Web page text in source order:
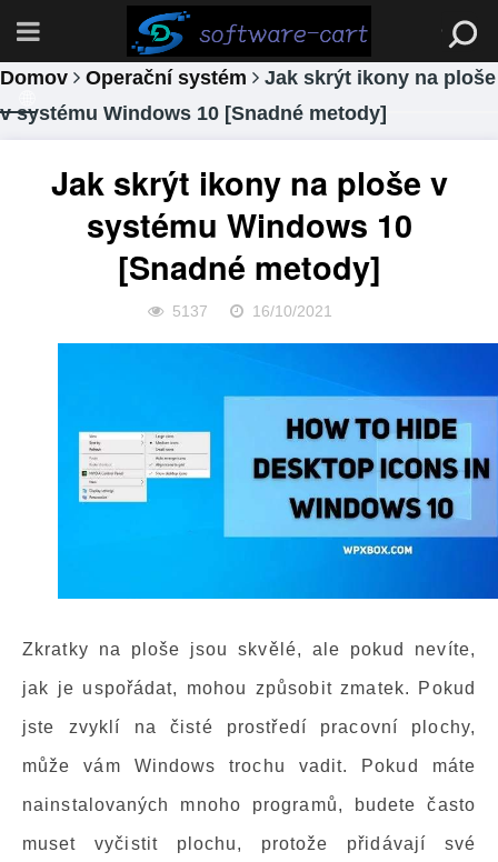
Domov Operační systém
Jak skrýt ikony na ploše
v systému Windows 10 [Snadné metody]
Jak skrýt ikony na ploše v
systému Windows 10
[Snadné metody]
5137 16/10/2021
Zkratky na ploše jsou skvělé, ale pokud nevíte,
jak je uspořádat, mohou způsobit zmatek. Pokud
jste zvyklí na čisté prostředí pracovní plochy,
může vám Windows trochu vadit. Pokud máte
nainstalovaných mnoho programů, budete často
muset vyčistit plochu, protože přidávají své